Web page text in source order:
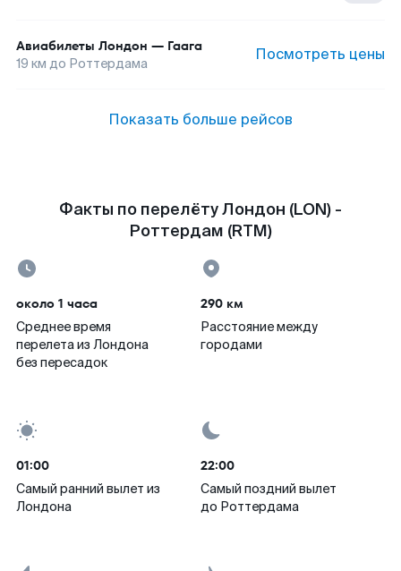
Авиабилеты Лондон — Гаага
19 км до Роттердама Посмотреть цены
Показать больше рейсов
Факты по перелёту Лондон (LON) -
Роттердам (RTM)
около 1 часа
Среднее время
перелета из Лондона
без пересадок
290 км
Расстояние между
городами
01:00
Самый ранний вылет из
Лондона
22:00
Самый поздний вылет
до Роттердама